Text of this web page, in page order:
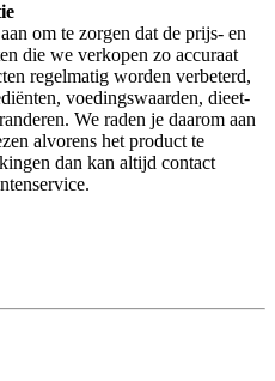
om te zorgen dat de prijs- en
die we verkopen zo accuraat
regelmatig worden verbeterd,
voedingswaarden, dieet-
We raden je daarom aan
alvorens het product te
dan kan altijd contact